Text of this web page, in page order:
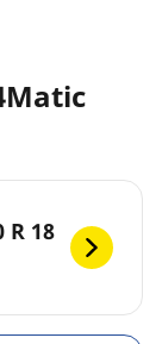
R 18